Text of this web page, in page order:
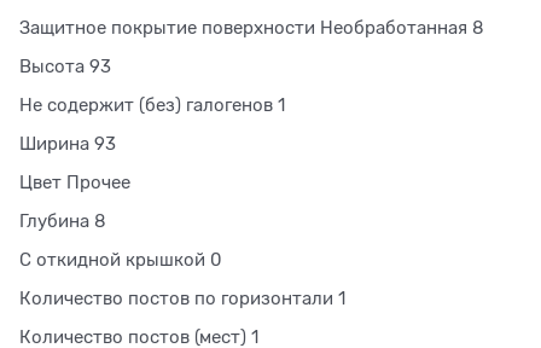
Защитное покрытие поверхности Необработанная 8
Высота 93
Не содержит (без) галогенов 1
Ширина 93
Цвет Прочее
Глубина 8
С откидной крышкой 0
Количество постов по горизонтали 1
Количество постов (мест) 1